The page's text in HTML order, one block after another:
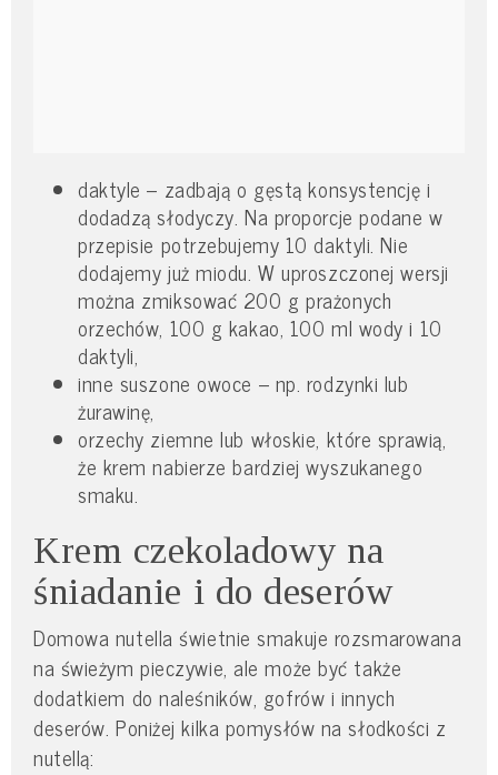
daktyle – zadbają o gęstą konsystencję i
dodadzą słodyczy. Na proporcje podane w
przepisie potrzebujemy 10 daktyli. Nie
dodajemy już miodu. W uproszczonej wersji
można zmiksować 200 g prażonych
orzechów, 100 g kakao, 100 ml wody i 10
daktyli,
inne suszone owoce – np. rodzynki lub
żurawinę,
orzechy ziemne lub włoskie, które sprawią,
że krem nabierze bardziej wyszukanego
smaku.
Krem czekoladowy na
śniadanie i do deserów
Domowa nutella świetnie smakuje rozsmarowana
na świeżym pieczywie, ale może być także
dodatkiem do naleśników, gofrów i innych
deserów. Poniżej kilka pomysłów na słodkości z
nutellą: